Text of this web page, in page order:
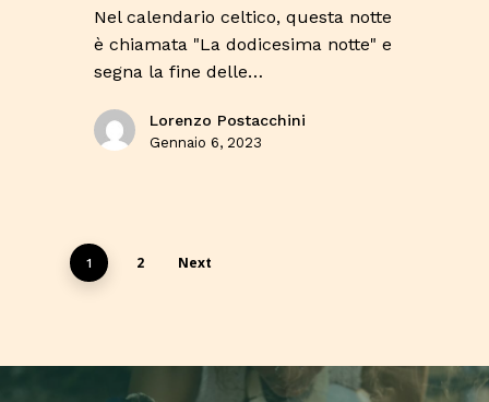
Nel calendario celtico, questa notte
è chiamata "La dodicesima notte" e
segna la fine delle…
Lorenzo Postacchini
Gennaio 6, 2023
1 2 Next